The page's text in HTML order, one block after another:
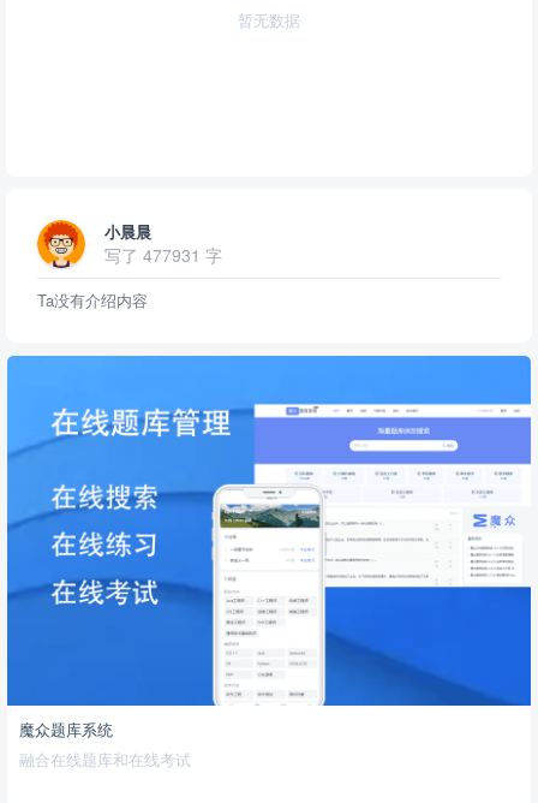
暂无数据
小晨晨
写了 477931 字
Ta没有介绍内容
魔众题库系统
融合在线题库和在线考试